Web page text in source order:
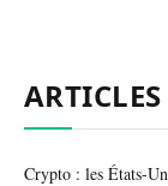
Crypto : les États-